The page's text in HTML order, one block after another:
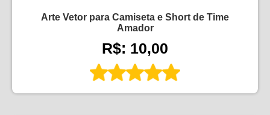
Arte Vetor para Camiseta e Short de Time
Amador
R$: 10,00